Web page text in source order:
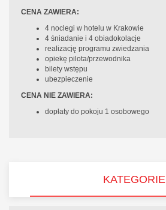
CENA ZAWIERA:
4 noclegi w hotelu w Krakowie
4 śniadanie i 4 obiadokolacje
realizację programu zwiedzania
opiekę pilota/przewodnika
bilety wstępu
ubezpieczenie
CENA NIE ZAWIERA:
dopłaty do pokoju 1 osobowego
KATEGORIE